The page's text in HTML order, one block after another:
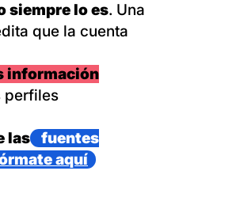
siempre lo es. Una
que la cuenta
información
perfiles
las
fuentes
aquí